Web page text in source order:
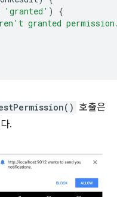
'granted' )
{
granted
호출은
.